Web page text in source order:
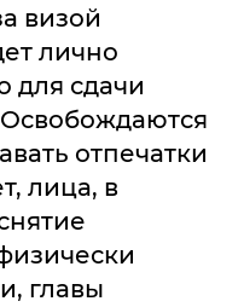
визой
лично
для сдачи
отпечатки
лица, в
главы